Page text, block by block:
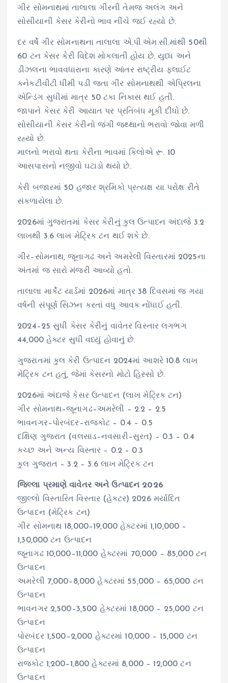
ગીર સોમનાથમાં તાલાલા ગીરની તેમજ અલંગ અને
સોસીયાની કેસર કેરીનો ભાવ નીચે જઈ રહ્યો છે.
દર વર્ષે ગીર સોમનાથના તાલાલા એ.પી.એમ.સી.માંથી 50થી
60 ટન કેસર કેરી વિદેશ મોકલાતી હોય છે. યુધ્ધ અને
ડીઝલના ભાવવધારાના કારણે આંતર રાષ્ટ્રીય ફલાઈટ
કનેકટીવીટી ધીમી પડી જતા ગીર સોમનાથથી એપ્રિલના
એન્ડિંગ સુધીમાં માત્ર 50 ટકા નિકાસ થઈ હતી.
જાપાને કેસર કેરી આયાત પર પ્રતિબંધ મૂકી દીધો છે.
સોસીયાની કેસર કેરીનો જંગી જથ્થાનો ભરાવો જોવા મળી
રહ્યો છે.
માલનો ભરાવો થતા કેરીના ભાવમાં કિલોએ રૂ. 10
આસપાસનો નજીવો ઘટાડો થયો છે.
કેરી બજારમાં 50 હજાર શ્રમિકો પ્રત્યક્ષ યા પરોક્ષ રીતે
સંકળાયેલા છે.
2026માં ગુજરાતમાં કેસર કેરીનું કુલ ઉત્પાદન અંદાજે 3.2
લાખથી 3.6 લાખ મેટ્રિક ટન થઈ શકે છે.
ગીર–સોમનાથ, જૂનાગઢ અને અમરેલી વિસ્તારમાં 2025ના
અંતમાં જ સારો મંજરી આવ્યો હતો.
તાલાલા માર્કેટ યાર્ડમાં 2026માં માત્ર 38 દિવસમાં જ ગયા
વર્ષની સંપૂર્ણ સિઝન કરતાં વધુ આવક નોંધાઈ હતી.
2024–25 સુધી કેસર કેરીનું વાવેતર વિસ્તાર લગભગ
44,000 હેક્ટર સુધી વધ્યું હોવાનું છે.
ગુજરાતમાં કુલ કેરી ઉત્પાદન 2024માં આશરે 10.8 લાખ
મેટ્રિક ટન હતું, જેમાં કેસરનો મોટો હિસ્સો છે.
2026માં અંદાજે કેસર ઉત્પાદન (લાખ મેટ્રિક ટન)
ગીર સોમનાથ–જૂનાગઢ–અમરેલી – 2.2 – 2.5
ભાવનગર–પોરબંદર–રાજકોટ – 0.4 – 0.5
દક્ષિણ ગુજરાત (વલસાડ–નવસારી–સુરત) – 0.3 – 0.4
કચ્છ અને અન્ય વિસ્તાર – 0.2 – 0.3
કુલ ગુજરાત – 3.2 – 3.6 લાખ મેટ્રિક ટન
જિલ્લા પ્રમાણે વાવેતર અને ઉત્પાદન 2026
જીલ્લો વિસ્તારિત વિસ્તાર (હેક્ટર) 2026 મર્યાદિત
ઉત્પાદન (મેટ્રિક ટન)
ગીર સોમનાથ 18,000–19,000 હેક્ટરમાં 1,10,000 –
1,30,000 ટન ઉત્પાદન
જૂનાગઢ 10,000–11,000 હેક્ટરમાં 70,000 – 85,000 ટન
ઉત્પાદન
અમરેલી 7,000–8,000 હેક્ટરમાં 55,000 – 65,000 ટન
ઉત્પાદન
ભાવનગર 2,500–3,500 હેક્ટરમાં 18,000 – 25,000 ટન
ઉત્પાદન
પોરબંદર 1,500–2,000 હેક્ટરમાં 10,000 – 15,000 ટન
ઉત્પાદન
રાજકોટ 1,200–1,800 હેક્ટરમાં 8,000 – 12,000 ટન
ઉત્પાદન